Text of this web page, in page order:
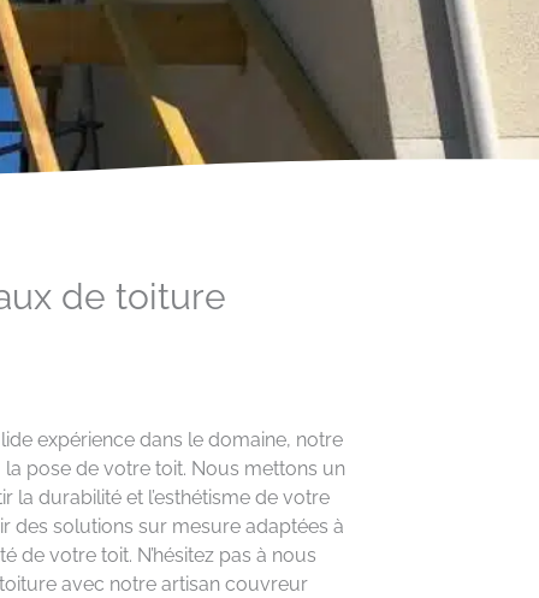
de toiture
expérience dans le domaine, notre
pose de votre toit. Nous mettons un
la durabilité et l’esthétisme de votre
des solutions sur mesure adaptées à
de votre toit. N’hésitez pas à nous
avec notre artisan couvreur